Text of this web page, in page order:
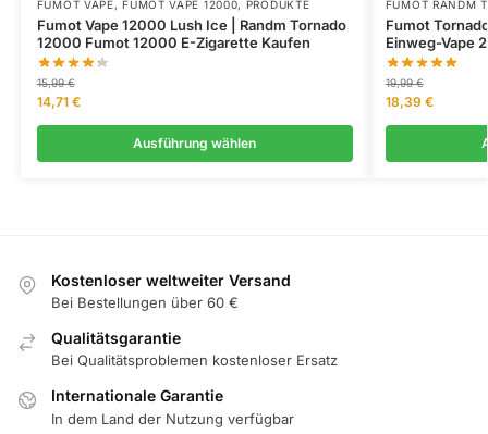
FUMOT VAPE,FUMOT VAPE 12000, PRODUKTE
Fumot Vape 12000 Lush Ice | Randm Tornado
12000 Fumot 12000 E-Zigarette Kaufen
15,99€
14,71 €
Ausführung wählen
FUMOT RANDM
Fumot
Einweg-Vape
19,99€
18,39 €
Kostenloser weltweiter Versand
Bei Bestellungen über 60 €
Qualitätsgarantie
Bei Qualitätsproblemen kostenloser Ersatz
Internationale Garantie
In dem Land der Nutzung verfügbar